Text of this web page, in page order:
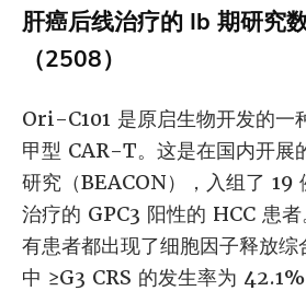
肝癌后线治疗的 Ib 期研究
（2508）
Ori-C101 是原启生物开发的一
甲型 CAR-T。这是在国内开展
研究（BEACON），入组了 19
治疗的 GPC3 阳性的 HCC 患
有患者都出现了细胞因子释放综
中 ≥G3 CRS 的发生率为